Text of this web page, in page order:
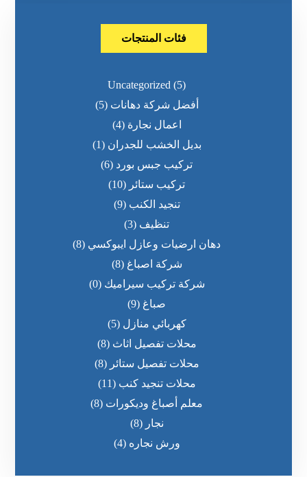
فئات المنتجات
Uncategorized (5)
أفضل شركة دهانات (5)
اعمال نجارة (4)
بديل الخشب للجدران (1)
تركيب جبس بورد (6)
تركيب ستائر (10)
تنجيد الكنب (9)
تنظيف (3)
دهان ارضيات وعازل ايبوكسي (8)
شركة اصباغ (8)
شركة تركيب سيراميك (0)
صباغ (9)
كهربائي منازل (5)
محلات تفصيل اثاث (8)
محلات تفصيل ستائر (8)
محلات تنجيد كنب (11)
معلم أصباغ وديكورات (8)
نجار (8)
ورش نجاره (4)